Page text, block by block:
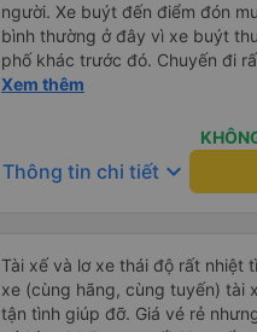
người. Xe buýt đến điểm đón
bình thường ở đây vì xe buýt
phố khác trước đó. Chuyến đi
và ngay cả người cao 1,80 m
nhận lại được vào tối hôm đó
nhiên, tốt hơn hết là tránh
tốt khi thấy công ty xe buýt
Xem thêm
Thông tin chi tiết keyboard_arrow_down
Tài xế và lơ xe thái độ rất nhiệt
xe (cùng hãng, cùng tuyến) tài
tận tình giúp đỡ. Giá vé rẻ